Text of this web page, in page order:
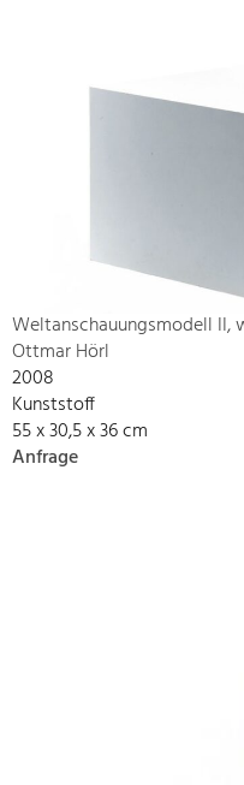
Weltanschauungsmodell II,
Ottmar Hörl
2008
Kunststoff
55 x 30,5 x 36 cm
Anfrage